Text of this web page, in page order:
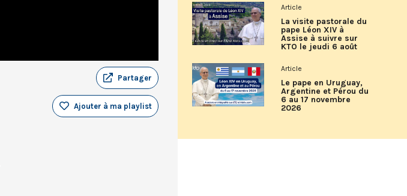
Partager
Ajouter à ma playlist
Article
La visite pastorale du
pape Léon XIV à
Assise à suivre sur
KTO le jeudi 6 août
Article
Le pape en Uruguay,
Argentine et Pérou du
6 au 17 novembre
2026